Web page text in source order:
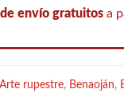
envío gratuitos a
Arte rupestre, Benaoján,